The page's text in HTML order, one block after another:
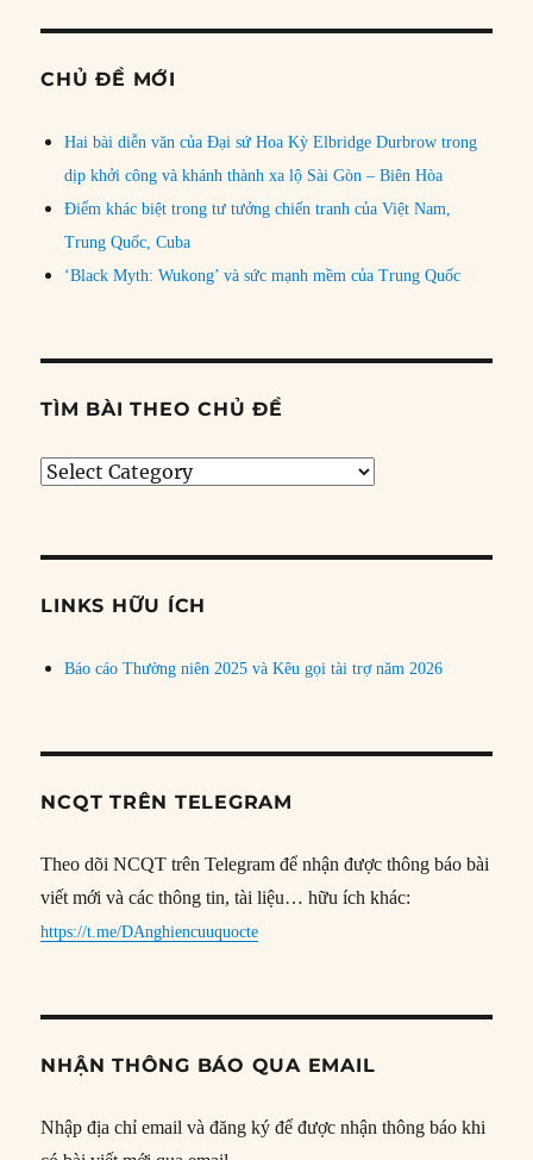
CHỦ ĐỀ MỚI
Hai bài diễn văn của Đại sứ Hoa Kỳ Elbridge Durbrow trong
dịp khởi công và khánh thành xa lộ Sài Gòn – Biên Hòa
Điểm khác biệt trong tư tưởng chiến tranh của Việt Nam,
Trung Quốc, Cuba
‘Black Myth: Wukong’ và sức mạnh mềm của Trung Quốc
TÌM BÀI THEO CHỦ ĐỀ
Tìm
đề
LINKS HỮU ÍCH
Báo cáo Thường niên 2025 và Kêu gọi tài trợ năm 2026
NCQT TRÊN TELEGRAM
Theo dõi NCQT trên Telegram để nhận được thông báo bài
viết mới và các thông tin, tài liệu… hữu ích khác:
https://t.me/DAnghiencuuquocte
NHẬN THÔNG BÁO QUA EMAIL
Nhập địa chỉ email và đăng ký để được nhận thông báo khi